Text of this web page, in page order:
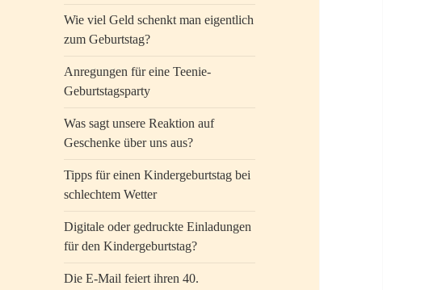
Wie viel Geld schenkt man eigentlich
zum Geburtstag?
Anregungen für eine Teenie-
Geburtstagsparty
Was sagt unsere Reaktion auf
Geschenke über uns aus?
Tipps für einen Kindergeburtstag bei
schlechtem Wetter
Digitale oder gedruckte Einladungen
für den Kindergeburtstag?
Die E-Mail feiert ihren 40.